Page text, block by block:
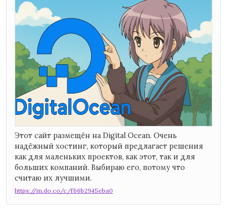
Этот сайт размещён на Digital Ocean. Очень
надёжный хостинг, который предлагает решения
как для маленьких проектов, как этот, так и для
больших компаний. Выбираю его, потому что
считаю их лучшими.
https://m.do.co/c/fb6b2945eba0